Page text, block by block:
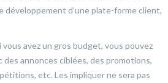
développement d’une plate-forme client,
vous avez un gros budget, vous pouvez
des annonces ciblées, des promotions,
etc. Les impliquer ne sera pas